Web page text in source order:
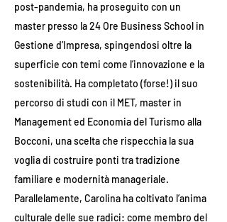
post-pandemia, ha proseguito con un
master presso la 24 Ore Business School in
Gestione d’Impresa, spingendosi oltre la
superficie con temi come l’innovazione e la
sostenibilità. Ha completato (forse!) il suo
percorso di studi con il MET, master in
Management ed Economia del Turismo alla
Bocconi, una scelta che rispecchia la sua
voglia di costruire ponti tra tradizione
familiare e modernità manageriale.
Parallelamente, Carolina ha coltivato l’anima
culturale delle sue radici: come membro del